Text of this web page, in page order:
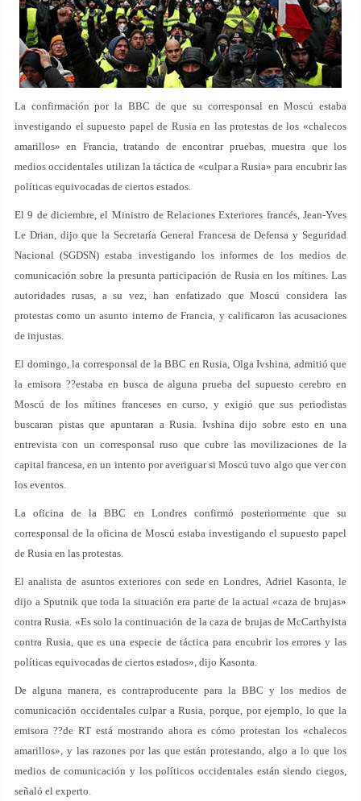
La confirmación por la BBC de que su corresponsal en Moscú estaba
investigando el supuesto papel de Rusia en las protestas de los «chalecos
amarillos» en Francia, tratando de encontrar pruebas, muestra que los
medios occidentales utilizan la táctica de «culpar a Rusia» para encubrir las
políticas equivocadas de ciertos estados.
El 9 de diciembre, el Ministro de Relaciones Exteriores francés, Jean-Yves
Le Drian, dijo que la Secretaría General Francesa de Defensa y Seguridad
Nacional (SGDSN) estaba investigando los informes de los medios de
comunicación sobre la presunta participación de Rusia en los mítines. Las
autoridades rusas, a su vez, han enfatizado que Moscú considera las
protestas como un asunto interno de Francia, y calificaron las acusaciones
de injustas.
El domingo, la corresponsal de la BBC en Rusia, Olga Ivshina, admitió que
la emisora ??estaba en busca de alguna prueba del supuesto cerebro en
Moscú de los mítines franceses en curso, y exigió que sus periodistas
buscaran pistas que apuntaran a Rusia. Ivshina dijo sobre esto en una
entrevista con un corresponsal ruso que cubre las movilizaciones de la
capital francesa, en un intento por averiguar si Moscú tuvo algo que ver con
los eventos.
La oficina de la BBC en Londres confirmó posteriormente que su
corresponsal de la oficina de Moscú estaba investigando el supuesto papel
de Rusia en las protestas.
El analista de asuntos exteriores con sede en Londres, Adriel Kasonta, le
dijo a Sputnik que toda la situación era parte de la actual «caza de brujas»
contra Rusia. «Es solo la continuación de la caza de brujas de McCarthyista
contra Rusia, que es una especie de táctica para encubrir los errores y las
políticas equivocadas de ciertos estados», dijo Kasonta.
De alguna manera, es contraproducente para la BBC y los medios de
comunicación occidentales culpar a Rusia, porque, por ejemplo, lo que la
emisora ??de RT está mostrando ahora es cómo protestan los «chalecos
amarillos», y las razones por las que están protestando, algo a lo que los
medios de comunicación y los políticos occidentales están siendo ciegos,
señaló el experto.